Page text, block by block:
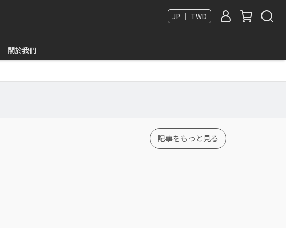
JP ｜ TWD
關於我們
記事をもっと見る